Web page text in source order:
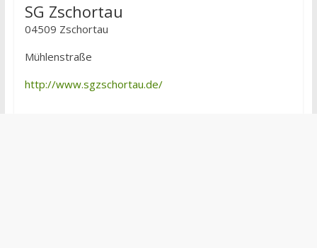
SG Zschortau
04509 Zschortau
Mühlenstraße
http://www.sgzschortau.de/